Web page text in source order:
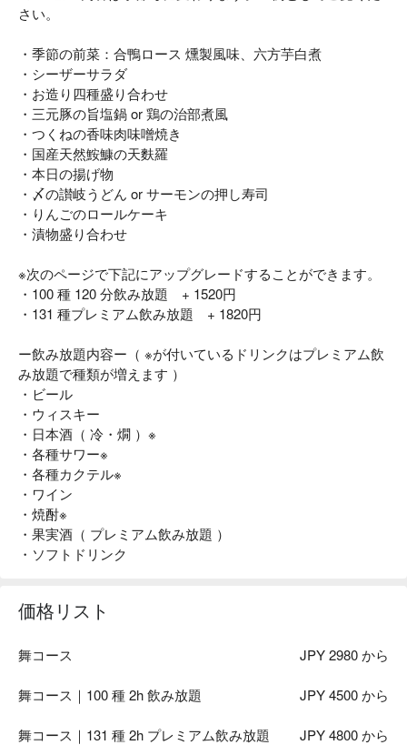
さい。
・季節の前菜：合鴨ロース 燻製風味、六方芋白煮
・シーザーサラダ
・お造り四種盛り合わせ
・三元豚の旨塩鍋 or 鶏の治部煮風
・つくねの香味肉味噌焼き
・国産天然鮟鱇の天麩羅
・本日の揚げ物
・〆の讃岐うどん or サーモンの押し寿司
・りんごのロールケーキ
・漬物盛り合わせ
※次のページで下記にアップグレードすることができます。
・100 種 120 分飲み放題 + 1520円
・131 種プレミアム飲み放題 + 1820円
ー飲み放題内容ー（ ※が付いているドリンクはプレミアム飲
み放題で種類が増えます ）
・ビール
・ウィスキー
・日本酒（ 冷・燗 ）※
・各種サワー※
・各種カクテル※
・ワイン
・焼酎※
・果実酒（ プレミアム飲み放題 ）
・ソフトドリンク
価格リスト
舞コース JPY 2980 から
舞コース｜100 種 2h 飲み放題 JPY 4500 から
舞コース｜131 種 2h プレミアム飲み放題 JPY 4800 から